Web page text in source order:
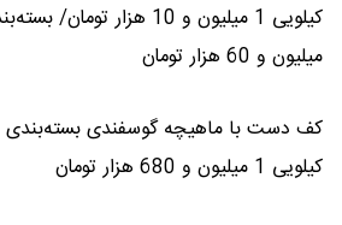
میلیون و 60 هزار تومان
کف دست با ماهیچه گوسفندی بسته‌بندی
کیلویی 1 میلیون و 680 هزار تومان